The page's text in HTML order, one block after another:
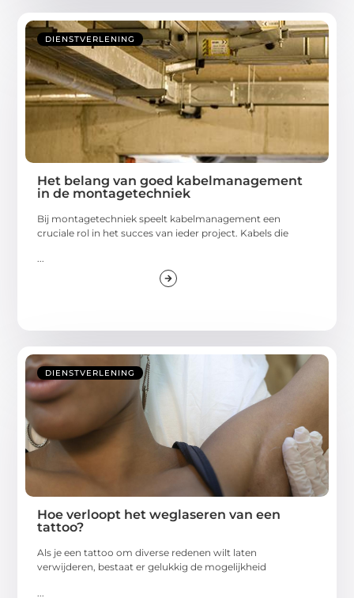
DIENSTVERLENING
Het belang van goed kabelmanagement
in de montagetechniek
Bij montagetechniek speelt kabelmanagement een
cruciale rol in het succes van ieder project. Kabels die
...
DIENSTVERLENING
Hoe verloopt het weglaseren van een
tattoo?
Als je een tattoo om diverse redenen wilt laten
verwijderen, bestaat er gelukkig de mogelijkheid